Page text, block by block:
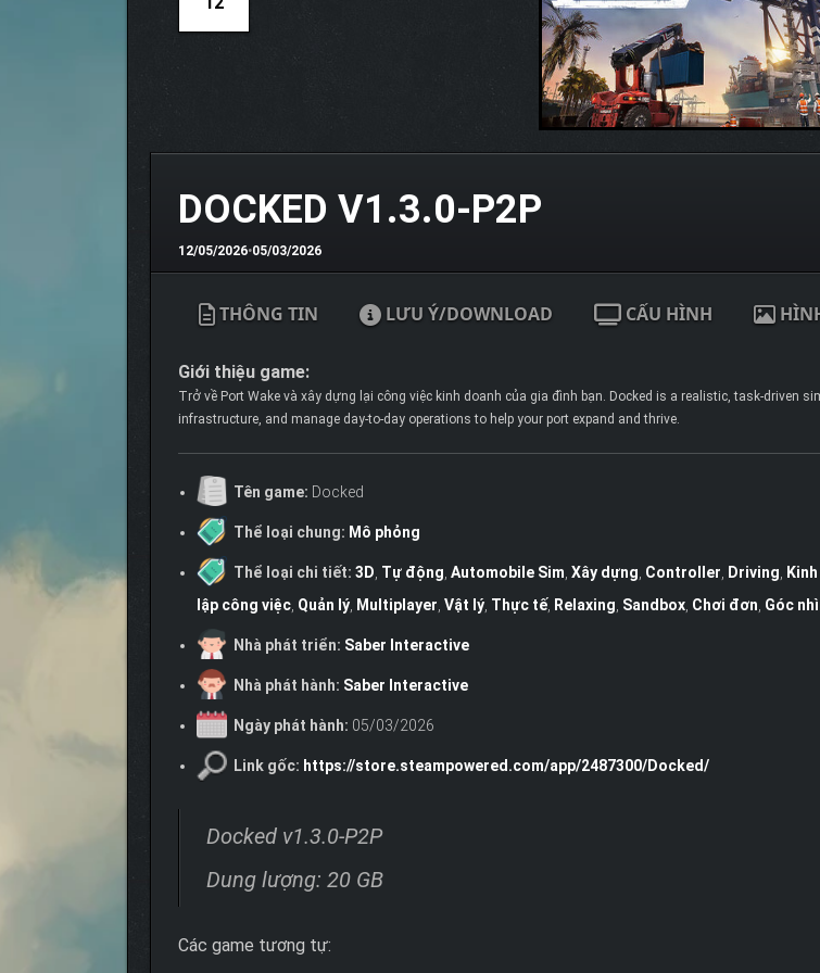
DOCKED V1.3.0-P2P
12/05/2026•05/03/2026
THÔNG TIN LƯU Ý/DOWNLOAD CẤU HÌNH
Giới thiệu game:
Trở về Port Wake và xây dựng lại công việc kinh doanh của gia đình bạn. Docked is a realistic, task-driven
infrastructure, and manage day-to-day operations to help your port expand and thrive.
Tên game: Docked
Thể loại chung: Mô phỏng
Thể loại chi tiết: 3D Tự động Automobile Sim Xây dựng Controller Driving
lập công việc, Quản lý, Multiplayer Vật lý, Thực tế, Relaxing Sandbox, Chơi đơn Góc
Nhà phát triển: Saber Interactive
Nhà phát hành: Saber Interactive
Ngày phát hành: 05/03/2026
Link gốc: https://store.steampowered.com/app/2487300/Docked/
Docked v1.3.0-P2P
Dung lượng: 20 GB
Các game tương tự: